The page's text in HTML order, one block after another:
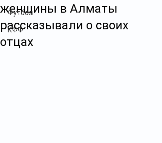
Футбол
КФФ
женщины в Алматы
рассказывали о своих
отцах